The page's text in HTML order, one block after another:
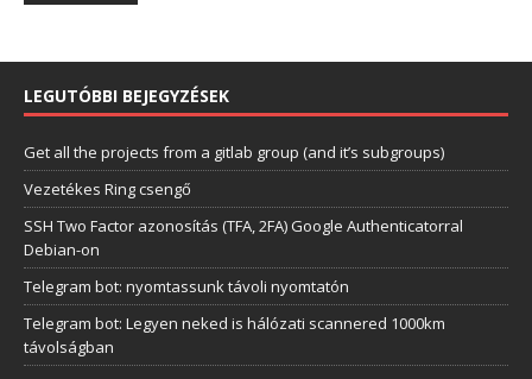
LEGUTÓBBI BEJEGYZÉSEK
Get all the projects from a gitlab group (and it’s subgroups)
Vezetékes Ring csengő
SSH Two Factor azonosítás (TFA, 2FA) Google Authenticatorral
Debian-on
Telegram bot: nyomtassunk távoli nyomtatón
Telegram bot: Legyen neked is hálózati scannered 1000km
távolságban